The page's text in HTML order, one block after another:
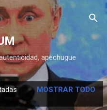
principal
apechugue
MOSTRAR TODO